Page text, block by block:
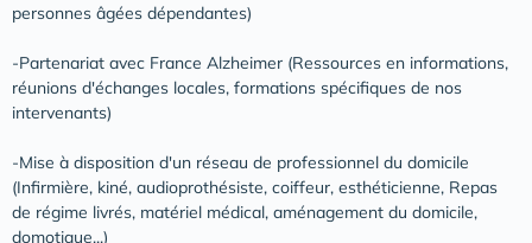
personnes âgées dépendantes)
-Partenariat avec France Alzheimer (Ressources en informations,
réunions d'échanges locales, formations spécifiques de nos
intervenants)
-Mise à disposition d'un réseau de professionnel du domicile
(Infirmière, kiné, audioprothésiste, coiffeur, esthéticienne, Repas
de régime livrés, matériel médical, aménagement du domicile,
domotique...)